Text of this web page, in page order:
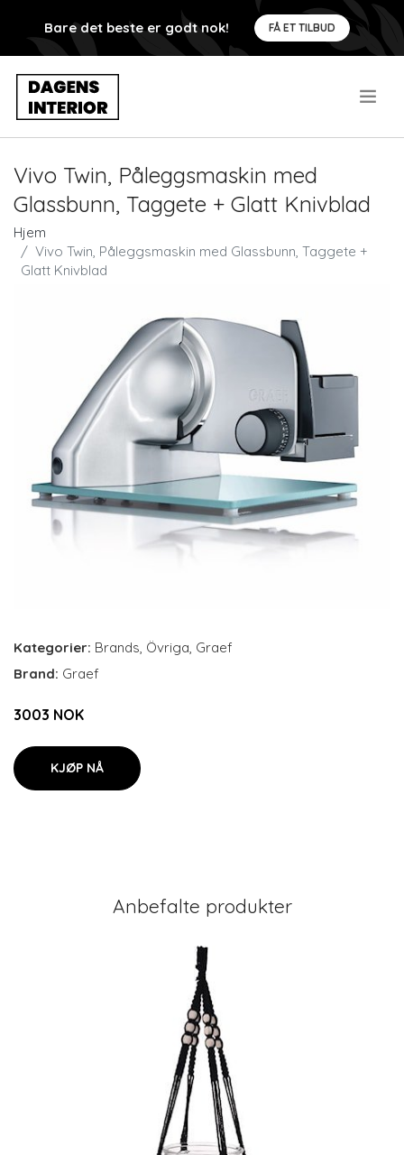
Bare det beste er godt nok! FÅ ET TILBUD
Vivo Twin, Påleggsmaskin med
Glassbunn, Taggete + Glatt Knivblad
Hjem
Vivo Twin, Påleggsmaskin med Glassbunn, Taggete +
Glatt Knivblad
Kategorier: Brands, Övriga, Graef
Brand: Graef
3003 NOK
KJØP NÅ
Anbefalte produkter